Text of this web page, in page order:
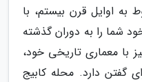
به اوایل قرن بیستم، با
شما را به دوران گذشته
با معماری تاریخی خود،
گفتن دارد. محله کابیج